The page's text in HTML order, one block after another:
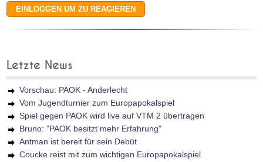
Letzte News
Vorschau: PAOK - Anderlecht
Vom Jugendturnier zum Europapokalspiel
Spiel gegen PAOK wird live auf VTM 2 übertragen
Bruno: "PAOK besitzt mehr Erfahrung"
Antman ist bereit für sein Debüt
Coucke reist mit zum wichtigen Europapokalspiel